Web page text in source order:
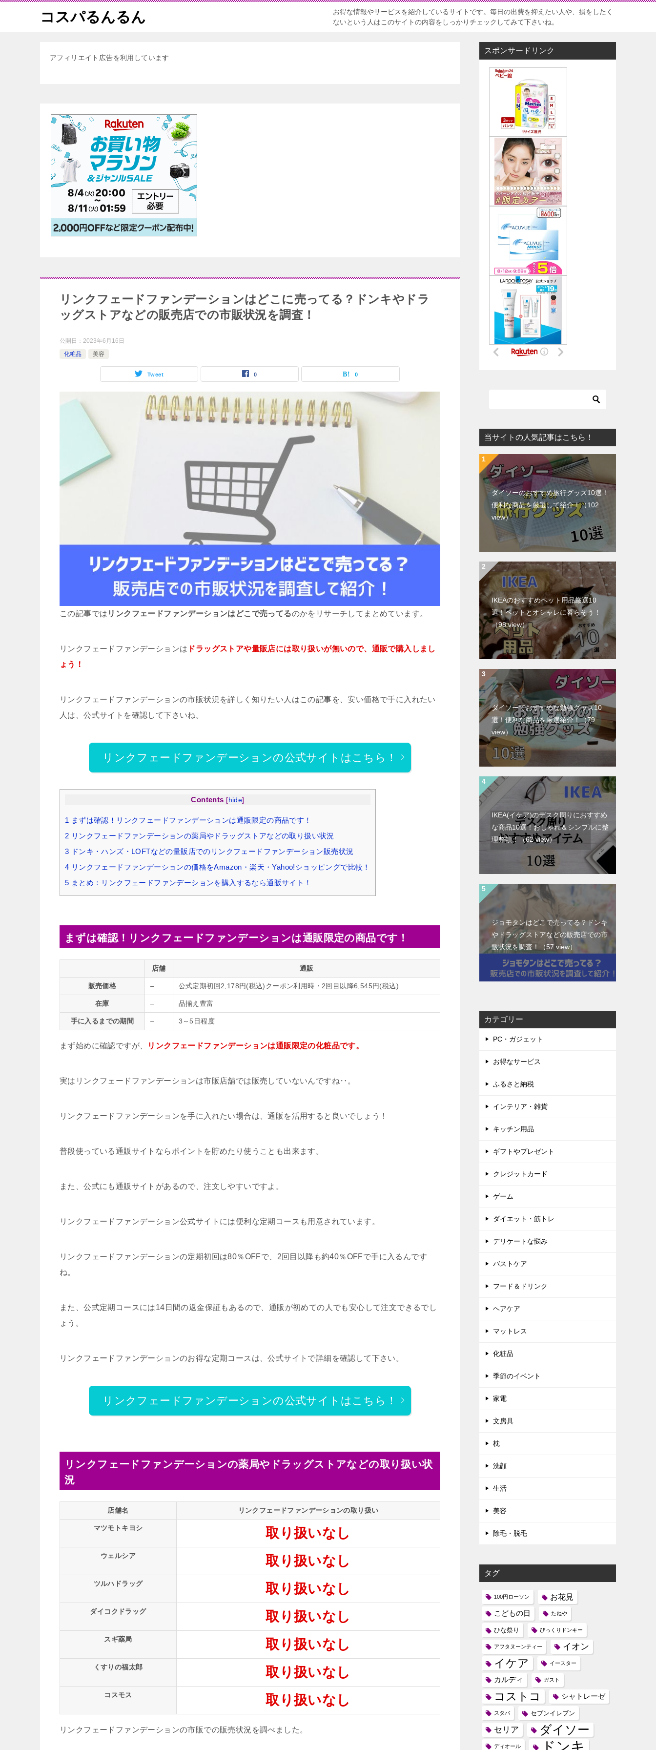
コスパるんるん
お得な情報やサービスを紹介しているサイトです。毎日の出費を抑えたい人や、損をしたく
ないという人はこのサイトの内容をしっかりチェックしてみて下さいね。
アフィリエイト広告を利用しています
リンクフェードファンデーションはどこに売ってる？ドンキやドラ
ッグストアなどの販売店での市販状況を調査！
公開日： 2023年6月16日
化粧品
美容
Tweet 0 0
この記事では リンクフェードファンデーションはどこで売ってるのかをリサーチしてまとめています。
リンクフェードファンデーションは ドラッグストアや量販店には取り扱いが無いので、通販で購入しまし
ょう！
リンクフェードファンデーションの市販状況を詳しく知りたい人はこの記事を、安い価格で手に入れたい
人は、公式サイトを確認して下さいね。
リンクフェードファンデーションの公式サイトはこちら！
Contents [ hide]
1 まずは確認！リンクフェードファンデーションは通販限定の商品です！
2 リンクフェードファンデーションの薬局やドラッグストアなどの取り扱い状況
3 ドンキ・ハンズ・LOFTなどの量販店でのリンクフェードファンデーション販売状況
4 リンクフェードファンデーションの価格をAmazon・楽天・Yahoo!ショッピングで比較！
5 まとめ：リンクフェードファンデーションを購入するなら通販サイト！
まずは確認！リンクフェードファンデーションは通販限定の商品です！
店舗 通販
販売価格 – 公式定期初回2,178円(税込)クーポン利用時・2回目以降6,545円(税込)
在庫 – 品揃え豊富
手に入るまでの期間 – 3～5日程度
まず始めに確認ですが、 リンクフェードファンデーションは通販限定の化粧品です。
実はリンクフェードファンデーションは市販店舗では販売していないんですね‥。
リンクフェードファンデーションを手に入れたい場合は、通販を活用すると良いでしょう！
普段使っている通販サイトならポイントを貯めたり使うことも出来ます。
また、公式にも通販サイトがあるので、注文しやすいですよ。
リンクフェードファンデーション公式サイトには便利な定期コースも用意されています。
リンクフェードファンデーションの定期初回は80％OFFで、2回目以降も約40％OFFで手に入るんです
ね。
また、公式定期コースには14日間の返金保証もあるので、通販が初めての人でも安心して注文できるでし
ょう。
リンクフェードファンデーションのお得な定期コースは、公式サイトで詳細を確認して下さい。
リンクフェードファンデーションの公式サイトはこちら！
リンクフェードファンデーションの薬局やドラッグストアなどの取り扱い状
況
店舗名 リンクフェードファンデーションの取り扱い
マツモトキヨシ 取り扱いなし
ウェルシア 取り扱いなし
ツルハドラッグ 取り扱いなし
ダイコクドラッグ 取り扱いなし
スギ薬局 取り扱いなし
くすりの福太郎 取り扱いなし
コスモス 取り扱いなし
リンクフェードファンデーションの市販での販売状況を調べました。
スポンサードリンク
当サイトの人気記事はこちら！
ダイソーのおすすめ旅行グッズ10選！
便利な商品を厳選して紹介！（102
view）
IKEAのおすすめペット用品厳選10
選！ペットとオシャレに暮らそう！
（98 view）
ダイソーでおすすめな勉強グッズ10
選！便利な商品を厳選紹介！（79
view）
IKEA(イケア)のデスク周りにおすすめ
な商品10選！おしゃれ＆シンプルに整
理整頓！ （62 view）
ジョモタンはどこで売ってる？ドンキ
やドラッグストアなどの販売店での市
販状況を調査！
（57 view）
カテゴリー
PC・ガジェット
お得なサービス
ふるさと納税
インテリア・雑貨
キッチン用品
ギフトやプレゼント
クレジットカード
ゲーム
ダイエット・筋トレ
デリケートな悩み
バストケア
フード＆ドリンク
ヘアケア
マットレス
化粧品
季節のイベント
家電
文房具
枕
洗顔
生活
美容
除毛・脱毛
タグ
100円ローソン お花見
こどもの日 たねや
ひな祭り びっくりドンキー
アフタヌーンティー イオン
イケア イースター
カルディ ガスト
コストコ シャトレーゼ
スタバ セブンイレブン
セリア ダイソー
ディオール ドンキ